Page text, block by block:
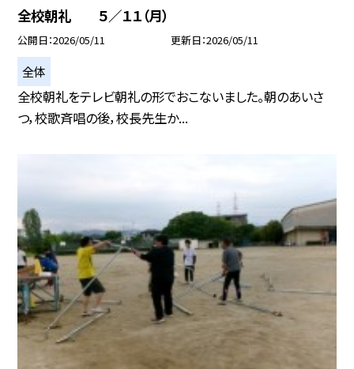
全校朝礼 ５／１１（月）
公開日 2026/05/11 更新日 2026/05/11
全体
全校朝礼をテレビ朝礼の形でおこないました。朝のあいさ
つ，校歌斉唱の後，校長先生か...